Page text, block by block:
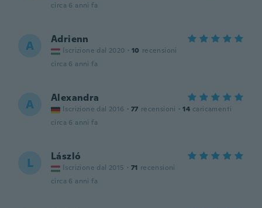
circa 6 anni fa
A Adrienn
Iscrizione dal 2020 · 10 recensioni
circa 6 anni fa
A Alexandra
Iscrizione dal 2016 · 77 recensioni · 14 caricamenti
circa 6 anni fa
L László
Iscrizione dal 2015 · 71 recensioni
circa 6 anni fa